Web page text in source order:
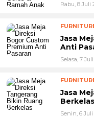
Rabu, 8 Juli
Jasa
Anti
Selasa, 7
Jasa
Berkelas
Senin, 6 Juli